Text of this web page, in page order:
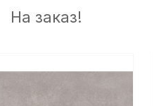
На заказ!